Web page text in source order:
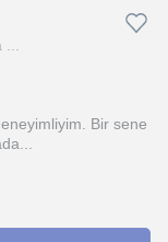
...
Bir sene